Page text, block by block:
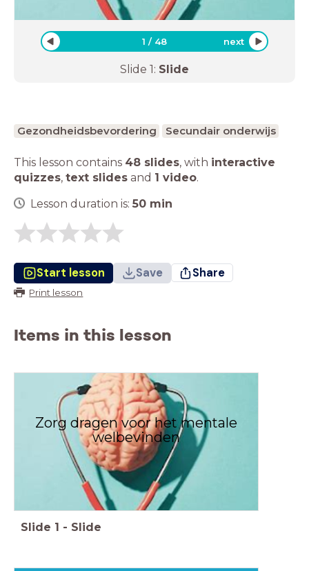
1 / 48 next
Slide 1: Slide
Gezondheidsbevordering Secundair onderwijs
This lesson contains 48 slides, with interactive
quizzes, text slides and 1 video.
Lesson duration is: 50 min
Start lesson Save Share
Print lesson
Items in this lesson
Zorg dragen voor het mentale
welbevinden
Slide 1 - Slide